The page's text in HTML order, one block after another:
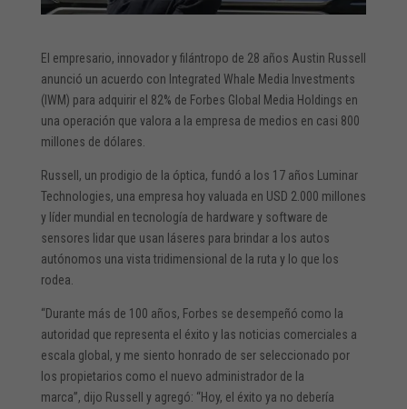
El empresario, innovador y filántropo de 28 años Austin Russell
anunció un acuerdo con Integrated Whale Media Investments
(IWM) para adquirir el 82% de Forbes Global Media Holdings en
una operación que valora a la empresa de medios en casi 800
millones de dólares.
Russell, un prodigio de la óptica, fundó a los 17 años Luminar
Technologies, una empresa hoy valuada en USD 2.000 millones
y líder mundial en tecnología de hardware y software de
sensores lidar que usan láseres para brindar a los autos
autónomos una vista tridimensional de la ruta y lo que los
rodea.
“Durante más de 100 años, Forbes se desempeñó como la
autoridad que representa el éxito y las noticias comerciales a
escala global, y me siento honrado de ser seleccionado por
los propietarios como el nuevo administrador de la
marca”, dijo Russell y agregó: “Hoy, el éxito ya no debería